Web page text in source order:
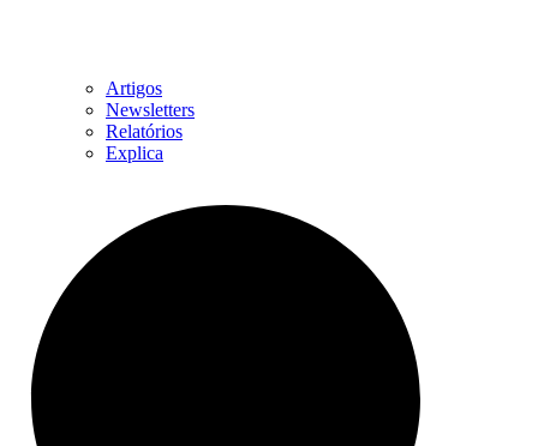
Artigos
Newsletters
Relatórios
Explica